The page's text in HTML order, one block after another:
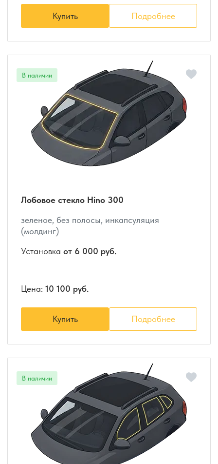
Купить Подробнее
Лобовое стекло Hino 300
зеленое, без полосы, инкапсуляция
(молдинг)
Установка от 6 000 руб.
Цена: 10 100 руб.
Купить Подробнее